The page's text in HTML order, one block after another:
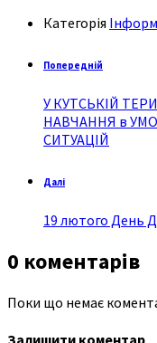
Категорія
Попередній
У КУТСЬКІЙ
НАВЧАННЯ в
СИТУАЦІЙ
Далі
19 лютого День
0 коментарів
Поки що немає
Залишити коментар